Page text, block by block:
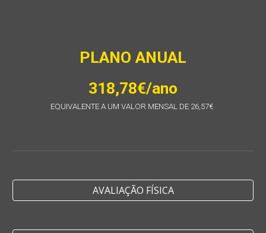
PLANOANUAL
318,78€/ano
EQUIVALENTE A UM VALOR MENSAL DE 26,57€
AVALIAÇÃO FÍSICA